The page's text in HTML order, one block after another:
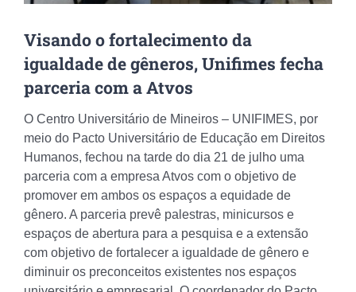
Visando o fortalecimento da
igualdade de gêneros, Unifimes fecha
parceria com a Atvos
O Centro Universitário de Mineiros – UNIFIMES, por
meio do Pacto Universitário de Educação em Direitos
Humanos, fechou na tarde do dia 21 de julho uma
parceria com a empresa Atvos com o objetivo de
promover em ambos os espaços a equidade de
gênero. A parceria prevê palestras, minicursos e
espaços de abertura para a pesquisa e a extensão
com objetivo de fortalecer a igualdade de gênero e
diminuir os preconceitos existentes nos espaços